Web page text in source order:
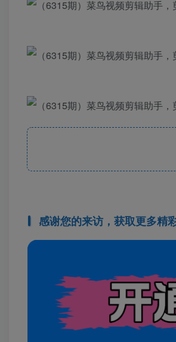
感谢您的来访，获取更多精